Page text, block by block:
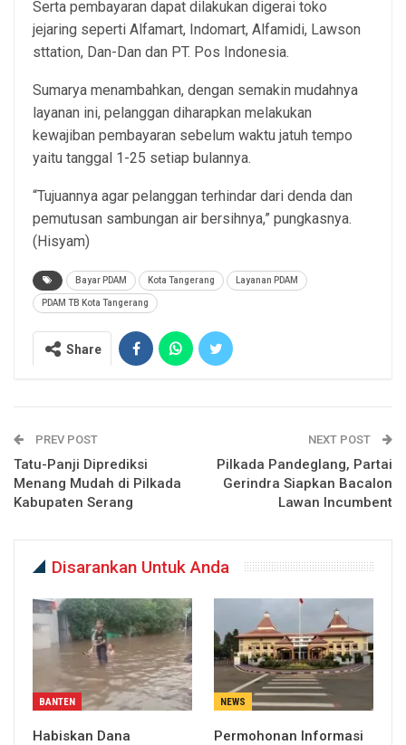
Serta pembayaran dapat dilakukan digerai toko
jejaring seperti Alfamart, Indomart, Alfamidi, Lawson
sttation, Dan-Dan dan PT. Pos Indonesia.
Sumarya menambahkan, dengan semakin mudahnya
layanan ini, pelanggan diharapkan melakukan
kewajiban pembayaran sebelum waktu jatuh tempo
yaitu tanggal 1-25 setiap bulannya.
“Tujuannya agar pelanggan terhindar dari denda dan
pemutusan sambungan air bersihnya,” pungkasnya.
(Hisyam)
Bayar PDAM Kota Tangerang Layanan PDAM
PDAM TB Kota Tangerang
Share
PREV POST
Tatu-Panji Diprediksi
Menang Mudah di Pilkada
Kabupaten Serang
NEXT POST
Pilkada Pandeglang, Partai
Gerindra Siapkan Bacalon
Lawan Incumbent
Disarankan Untuk Anda
BANTEN
Habiskan Dana
NEWS
Permohonan Informasi